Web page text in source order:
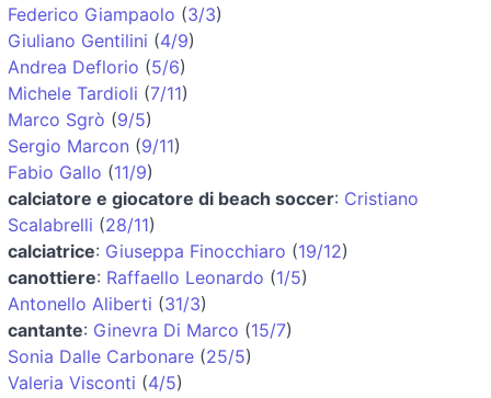
Federico Giampaolo (3/3)
Giuliano Gentilini (4/9)
Andrea Deflorio (5/6)
Michele Tardioli (7/11)
Marco Sgrò (9/5)
Sergio Marcon (9/11)
Fabio Gallo (11/9)
calciatore e giocatore di beach soccer: Cristiano
Scalabrelli (28/11)
calciatrice: Giuseppa Finocchiaro (19/12)
canottiere: Raffaello Leonardo (1/5)
Antonello Aliberti (31/3)
cantante: Ginevra Di Marco (15/7)
Sonia Dalle Carbonare (25/5)
Valeria Visconti (4/5)